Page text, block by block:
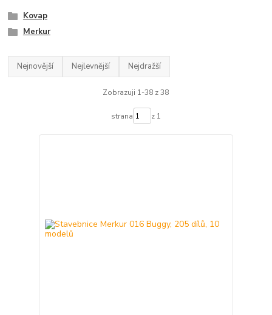
Kovap
Merkur
Nejnovější Nejlevnější Nejdražší
Zobrazuji 1-38 z 38
strana z 1